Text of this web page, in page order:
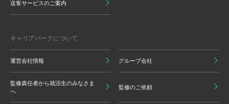
送客サービスのご案内
キャリアパークについて
運営会社情報 グループ会社
監修責任者から就活生のみなさま
へ
監修のご依頼